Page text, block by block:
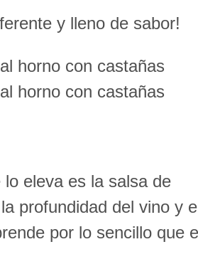
y lleno de sabor!
eleva es la salsa de
profundidad del vino y
por lo sencillo que